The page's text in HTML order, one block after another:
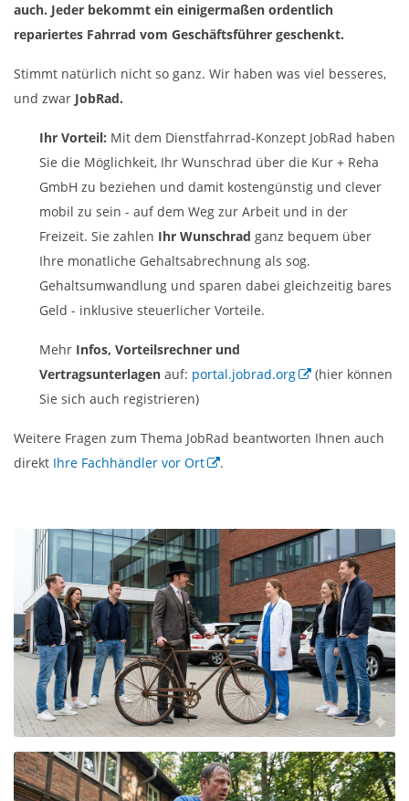
auch. Jeder bekommt ein einigermaßen ordentlich
repariertes Fahrrad vom Geschäftsführer geschenkt.
Stimmt natürlich nicht so ganz. Wir haben was viel besseres,
und zwar JobRad.
Ihr Vorteil: Mit dem Dienstfahrrad-Konzept JobRad haben
Sie die Möglichkeit, Ihr Wunschrad über die Kur + Reha
GmbH zu beziehen und damit kostengünstig und clever
mobil zu sein - auf dem Weg zur Arbeit und in der
Freizeit. Sie zahlen Ihr Wunschrad ganz bequem über
Ihre monatliche Gehaltsabrechnung als sog.
Gehaltsumwandlung und sparen dabei gleichzeitig bares
Geld - inklusive steuerlicher Vorteile.
Mehr Infos, Vorteilsrechner und
Vertragsunterlagen auf: portal.jobrad.org
(hier können
Sie sich auch registrieren)
Weitere Fragen zum Thema JobRad beantworten Ihnen auch
direkt Ihre Fachhändler vor Ort .